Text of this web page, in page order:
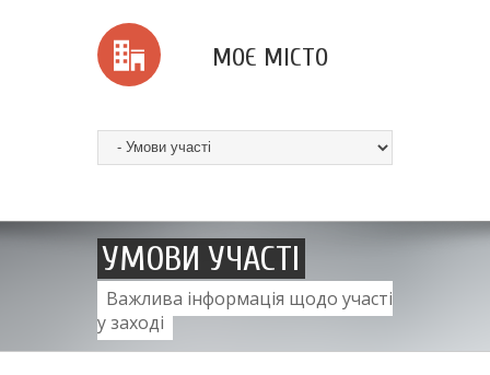
МОЄ МІСТО
УМОВИ УЧАСТІ
Важлива інформація щодо участі
у заході